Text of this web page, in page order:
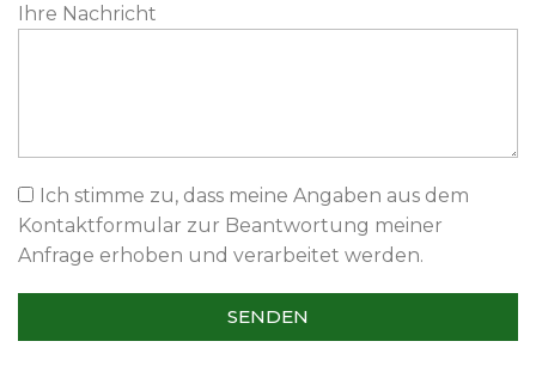
Ihre Nachricht
Ich stimme zu, dass meine Angaben aus dem
Kontaktformular zur Beantwortung meiner
Anfrage erhoben und verarbeitet werden.
SENDEN